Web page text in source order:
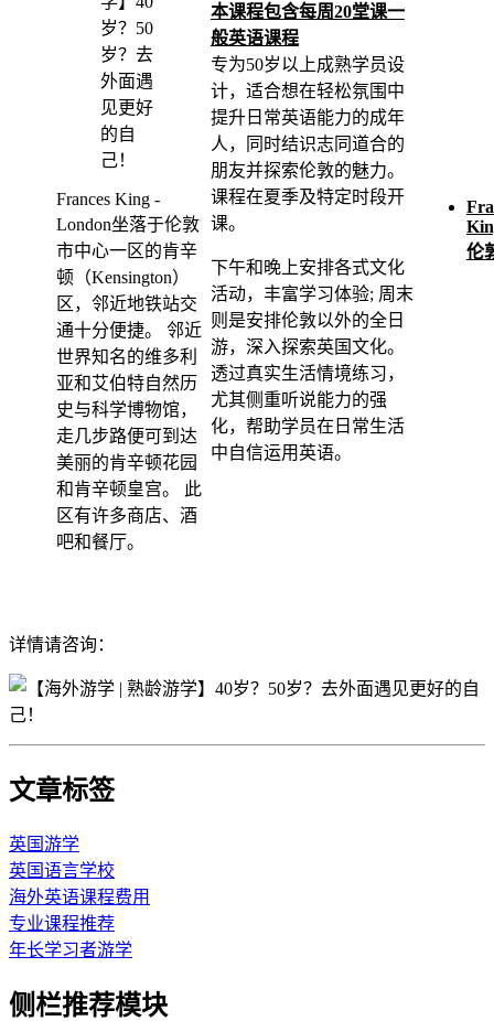
Frances King -
London坐落于伦敦
市中心一区的肯辛
顿（Kensington）
区，邻近地铁站交
通十分便捷。 邻近
世界知名的维多利
亚和艾伯特自然历
史与科学博物馆，
走几步路便可到达
美丽的肯辛顿花园
和肯辛顿皇宫。 此
区有许多商店、酒
吧和餐厅。
本课程包含每周20堂课一
般英语课程
专为50岁以上成熟学员设
计，适合想在轻松氛围中
提升日常英语能力的成年
人，同时结识志同道合的
朋友并探索伦敦的魅力。
课程在夏季及特定时段开
课。
下午和晚上安排各式文化
活动，丰富学习体验; 周末
则是安排伦敦以外的全日
游，深入探索英国文化。
透过真实生活情境练习，
尤其侧重听说能力的强
化，帮助学员在日常生活
中自信运用英语。
伦
详情请咨询：
文章标签
英国游学
英国语言学校
海外英语课程费用
专业课程推荐
年长学习者游学
侧栏推荐模块